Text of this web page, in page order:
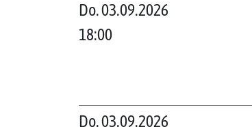
Do. 03.09.2026
18:00
Do. 03.09.2026